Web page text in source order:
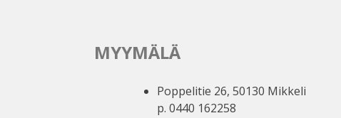
MYYMÄLÄ
Poppelitie 26, 50130 Mikkeli
p. 0440 162258